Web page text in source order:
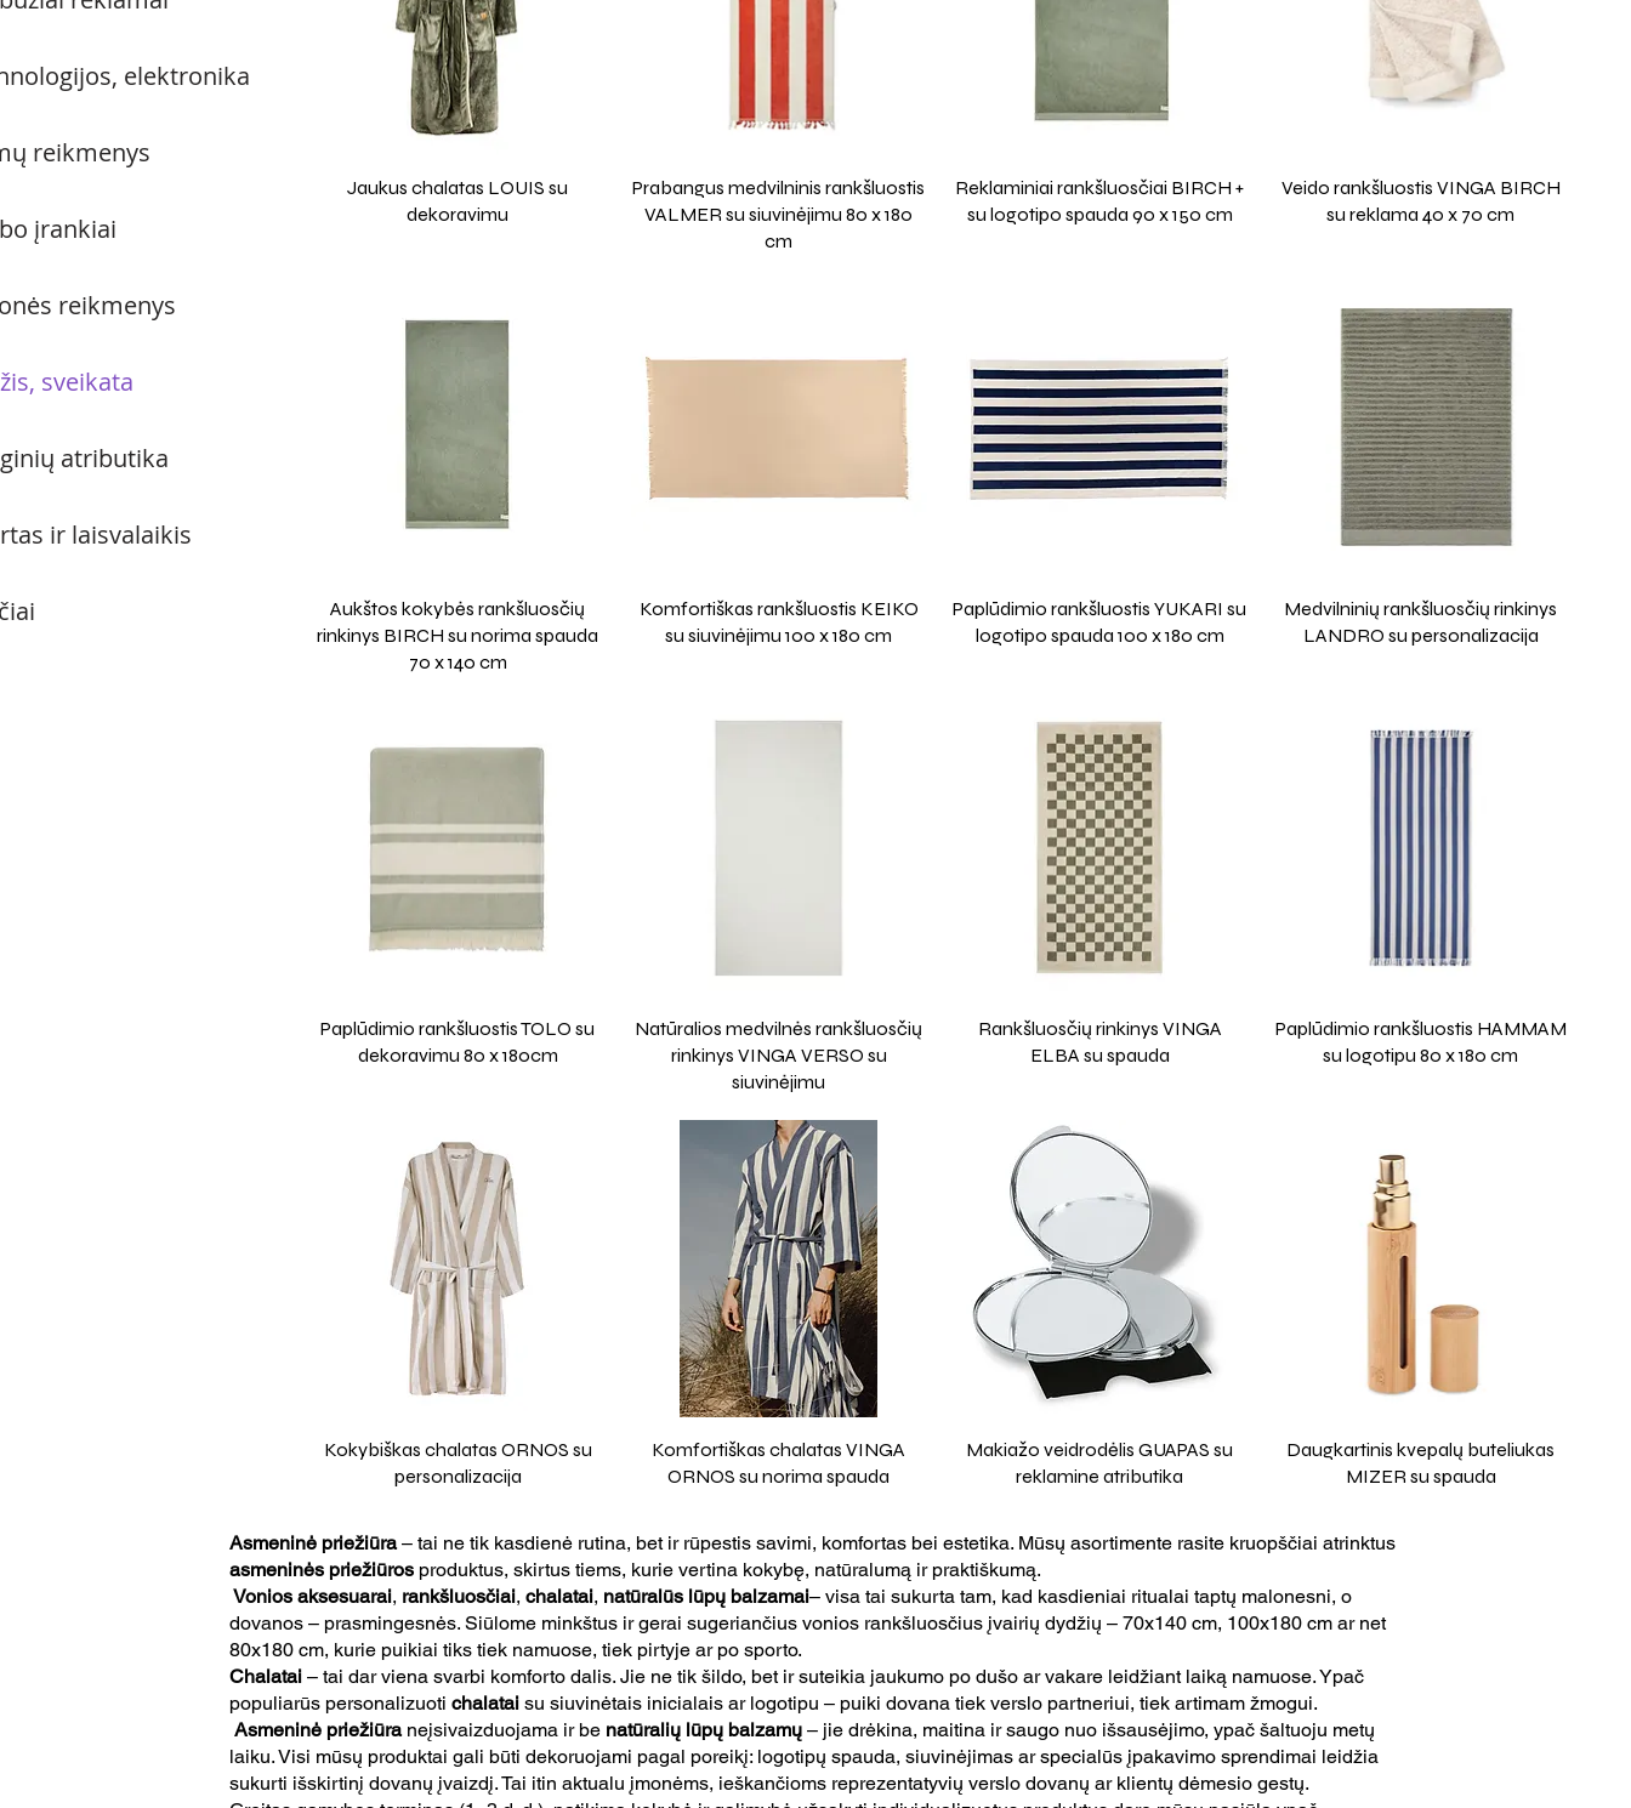
elektronika
reikmenys
įrankiai
reikmenys
sveikata
atributika
ir laisvalaikis
Jaukus chalatas LOUIS su
dekoravimu
Prabangus medvilninis rankšluostis
VALMER su siuvinėjimu 80 x 180
cm
Reklaminiai rankšluosčiai BIRCH +
su logotipo spauda 90 x 150 cm
Veido rankšluostis VINGA BIRCH
su reklama 40 x 70 cm
Aukštos kokybės rankšluosčių
rinkinys BIRCH su norima spauda
70 x 140 cm
Komfortiškas rankšluostis KEIKO
su siuvinėjimu 100 x 180 cm
Paplūdimio rankšluostis YUKARI su
logotipo spauda 100 x 180 cm
Medvilninių rankšluosčių rinkinys
LANDRO su personalizacija
Paplūdimio rankšluostis TOLO su
dekoravimu 80 x 180cm
Natūralios medvilnės rankšluosčių
rinkinys VINGA VERSO su
siuvinėjimu
Rankšluosčių rinkinys VINGA
ELBA su spauda
Paplūdimio rankšluostis HAMMAM
su logotipu 80 x 180 cm
Kokybiškas chalatas ORNOS su
personalizacija
Komfortiškas chalatas VINGA
ORNOS su norima spauda
Makiažo veidrodėlis GUAPAS su
reklamine atributika
Daugkartinis kvepalų buteliukas
MIZER su spauda
Asmeninė priežiūra– tai ne tik kasdienė rutina, bet ir rūpestis savimi, komfortas bei estetika. Mūsų asortimente rasite kruopščiai atrinktus
asmeninės priežiūros produktus, skirtus tiems, kurie vertina kokybę, natūralumą ir praktiškumą.
Vonios aksesuarai, rankšluosčiai, chalatai, natūralūs lūpų balzamai– visa tai sukurta tam, kad kasdieniai ritualai taptų malonesni, o
dovanos – prasmingesnės. Siūlome minkštus ir gerai sugeriančius vonios rankšluosčius įvairių dydžių – 70x140 cm, 100x180 cm ar net
80x180 cm, kurie puikiai tiks tiek namuose, tiek pirtyje ar po sporto.
Chalatai – tai dar viena svarbi komforto dalis. Jie ne tik šildo, bet ir suteikia jaukumo po dušo ar vakare leidžiant laiką namuose. Ypač
populiarūs personalizuoti chalatai su siuvinėtais inicialais ar logotipu – puiki dovana tiek verslo partneriui, tiek artimam žmogui.
Asmeninė priežiūraneįsivaizduojama ir be natūralių lūpų balzamų – jie drėkina, maitina ir saugo nuo išsausėjimo, ypač šaltuoju metų
laiku. Visi mūsų produktai gali būti dekoruojami pagal poreikį: logotipų spauda, siuvinėjimas ar specialūs įpakavimo sprendimai leidžia
sukurti išskirtinį dovanų įvaizdį. Tai itin aktualu įmonėms, ieškančioms reprezentatyvių verslo dovanų ar klientų dėmesio gestų.